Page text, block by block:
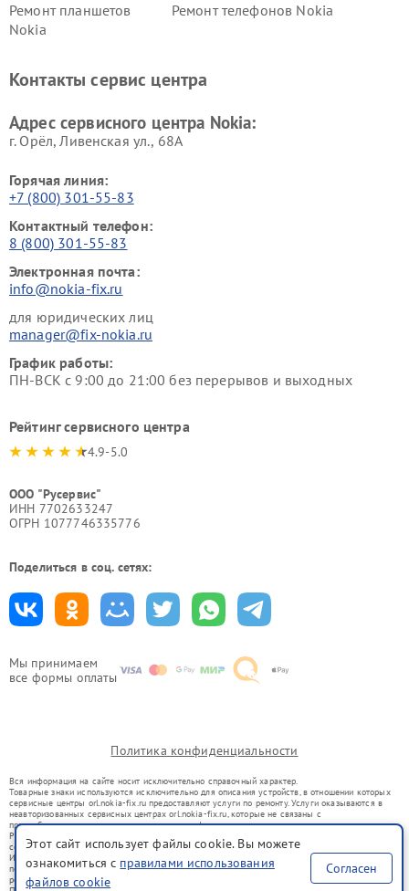
Мы принимаем
все формы оплаты
Ремонт планшетов
Nokia
Ремонт телефонов Nokia
Контакты сервис центра
Адрес сервисного центра Nokia:
г. Орёл, Ливенская ул., 68А
Горячая линия:
+7 (800) 301-55-83
Контактный телефон:
8 (800) 301-55-83
Электронная почта:
info@nokia-fix.ru
для юридических лиц
manager@fix-nokia.ru
График работы:
ПН-ВСК с 9:00 до 21:00 без перерывов и выходных
Рейтинг сервисного центра
4.9-5.0
ООО "Русервис"
ИНН 7702633247
ОГРН 1077746335776
Поделиться в соц. сетях:
Политика конфиденциальности
Вся информация на сайте носит исключительно справочный характер.
Товарные знаки используются исключительно для описания устройств, в отношении которых
сервисные центры orl.nokia-fix.ru предоставляют услуги по ремонту. Услуги оказываются в
неавторизованных сервисных центрах orl.nokia-fix.ru, которые не связаны с
правообладателями товарных знаков или их официальными представителями.
Ремонт осуществляется для устройств, уже введенных в гражданский оборот в соответствии
со статьей 1487 ГК РФ.
Использование товарных знаков не преследует цели индивидуализации услуг или введения
потребителей в заблуждение, а служит для информирования о предоставляемых услугах по
ремонту техники указанных брендов.
Этот сайт использует файлы cookie. Вы можете
ознакомиться с правилами использования
файлов cookie
Согласен